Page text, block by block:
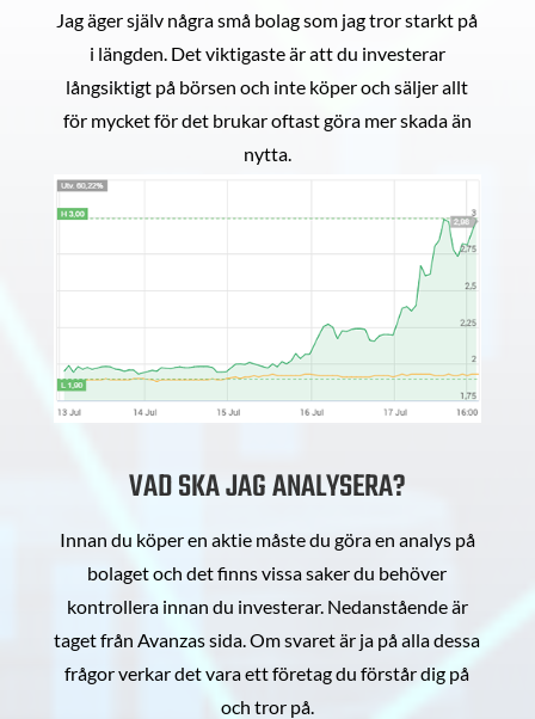
Jag äger själv några små bolag som jag tror starkt på
i längden. Det viktigaste är att du investerar
långsiktigt på börsen och inte köper och säljer allt
för mycket för det brukar oftast göra mer skada än
nytta.
VAD SKA JAG ANALYSERA?
Innan du köper en aktie måste du göra en analys på
bolaget och det finns vissa saker du behöver
kontrollera innan du investerar. Nedanstående är
taget från Avanzas sida. Om svaret är ja på alla dessa
frågor verkar det vara ett företag du förstår dig på
och tror på.